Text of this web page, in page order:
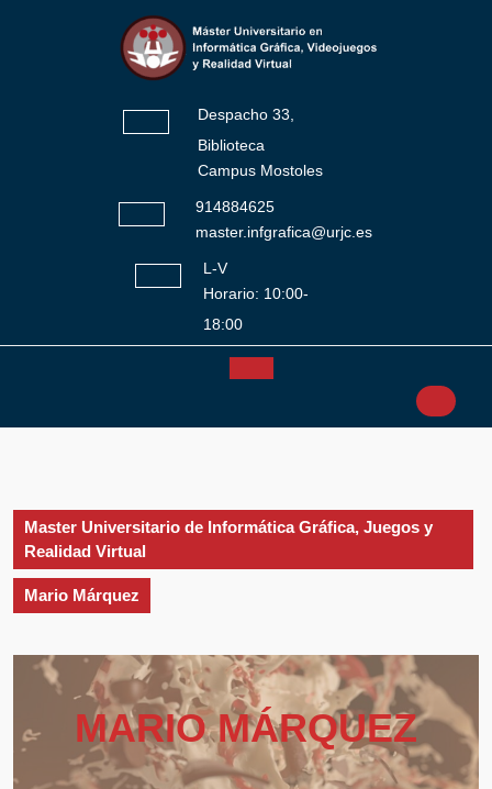
Despacho 33,
Biblioteca
Campus Mostoles
914884625
master.infgrafica@urjc.es
L-V
Horario: 10:00-
18:00
apertura
Master Universitario de Informática Gráfica, Juegos y
Realidad Virtual
Mario Márquez
MARIO MÁRQUEZ